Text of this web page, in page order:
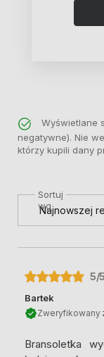
Wyświetlane
negatywne). Nie
którzy kupili dany
Sortuj
wg
5/5
Bartek
Zweryfikowany
Bransoletka